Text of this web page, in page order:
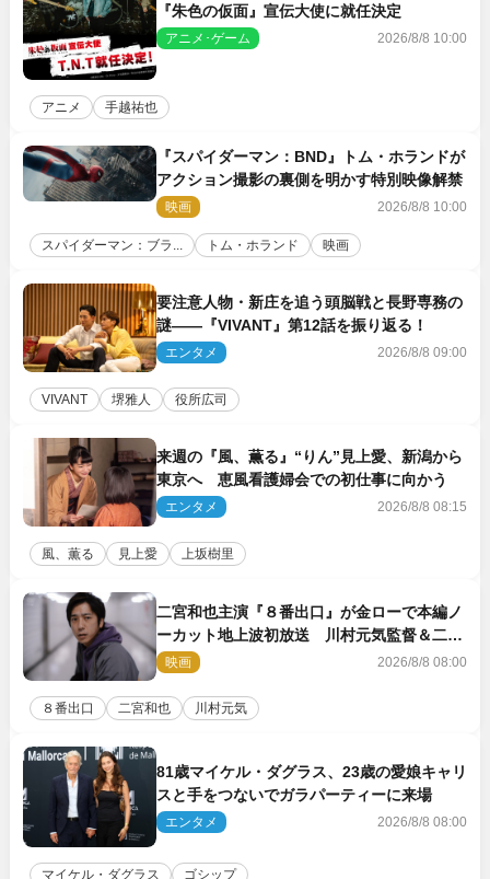
『朱色の仮面』宣伝大使に就任決定
アニメ･ゲーム 2026/8/8 10:00
アニメ 手越祐也
『スパイダーマン：BND』トム・ホランドが
アクション撮影の裏側を明かす特別映像解禁
映画 2026/8/8 10:00
スパイダーマン：ブラ... トム・ホランド 映画
要注意人物・新庄を追う頭脳戦と長野専務の
謎――『VIVANT』第12話を振り返る！
エンタメ 2026/8/8 09:00
VIVANT 堺雅人 役所広司
来週の『風、薫る』“りん”見上愛、新潟から
東京へ 恵風看護婦会での初仕事に向かう
エンタメ 2026/8/8 08:15
風、薫る 見上愛 上坂樹里
二宮和也主演『８番出口』が金ローで本編ノ
ーカット地上波初放送 川村元気監督＆二宮
コメント到着
映画 2026/8/8 08:00
８番出口 二宮和也 川村元気
81歳マイケル・ダグラス、23歳の愛娘キャリ
スと手をつないでガラパーティーに来場
エンタメ 2026/8/8 08:00
マイケル・ダグラス ゴシップ